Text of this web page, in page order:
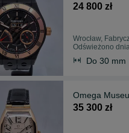
24 800 zł
Wrocław,
Odświeżono
Do 30 mm
Omega
35 300 zł